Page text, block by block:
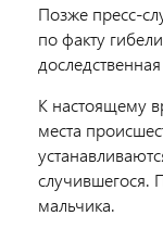
Позже пресс-
по факту
К настоящему
места
случившегося.
мальчика.